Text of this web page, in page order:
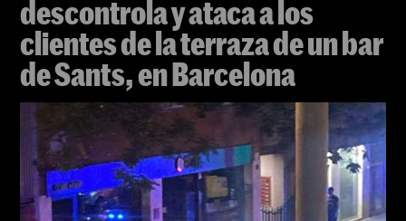
descontrola y ataca a los
clientes de la terraza de un bar
de Sants, en Barcelona